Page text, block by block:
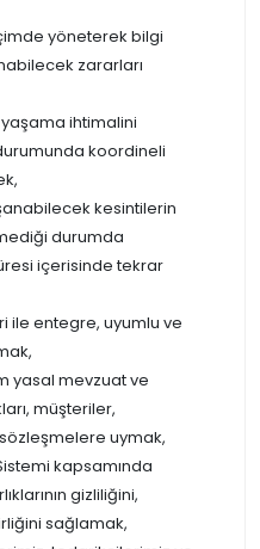
yöneterek bilgi
zararları
ihtimalini
koordineli
kesintilerin
durumda
içerisinde tekrar
ile entegre, uyumlu ve
yasal mevzuat ve
müşteriler,
uymak,
kapsamında
gizliliğini,
sağlamak,